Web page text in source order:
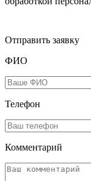
Отправить заявку
ФИО
Телефон
Комментарий